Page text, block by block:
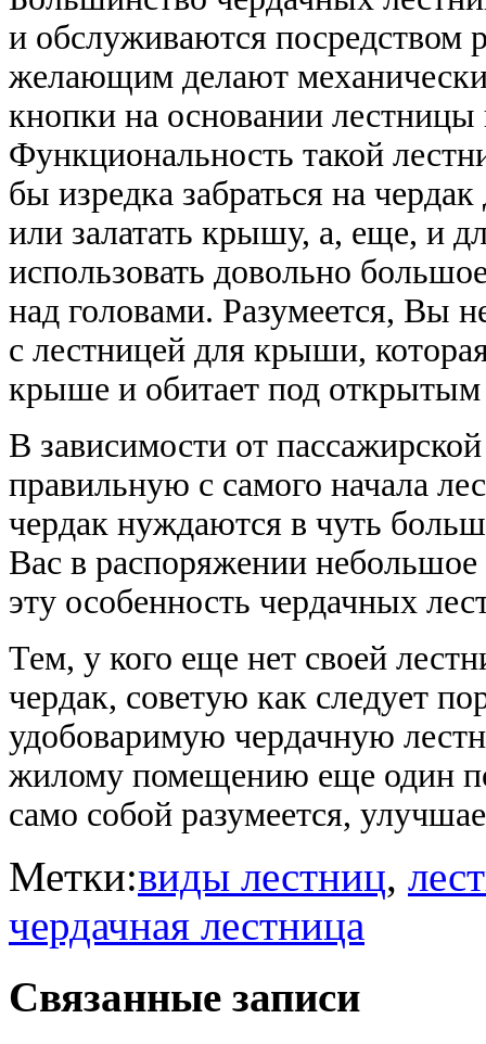
и обслуживаются посредством
желающим делают
кнопки на основании лестницы
Функциональность такой
бы изредка забраться на
или залатать крышу, а, еще, и
использовать довольно
над головами. Разумеется, Вы
с лестницей для крыши,
крыше и обитает под открытым
В зависимости от
правильную с самого начала
чердак нуждаются в чуть
Вас в распоряжении
эту особенность чердачных
Тем, у кого еще нет своей
чердак, советую как следует
удобоваримую чердачную
жилому помещению еще один
само собой разумеется,
Метки:виды лестниц,
чердачная лестница
Связанные записи